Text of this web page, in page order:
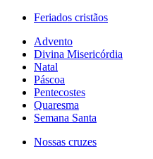
Feriados cristãos
Advento
Divina Misericórdia
Natal
Páscoa
Pentecostes
Quaresma
Semana Santa
Nossas cruzes